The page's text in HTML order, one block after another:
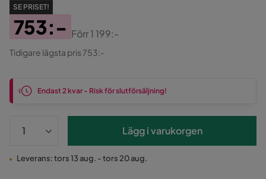
SE PRISET!
Pris
753:-
Original
Pris
Förr1 199:-
Tidigare lägsta pris 753:-
Endast 2 kvar - Risk för slutförsäljning!
Lägg i varukorgen
Leverans: tors 13 aug. - tors 20 aug.